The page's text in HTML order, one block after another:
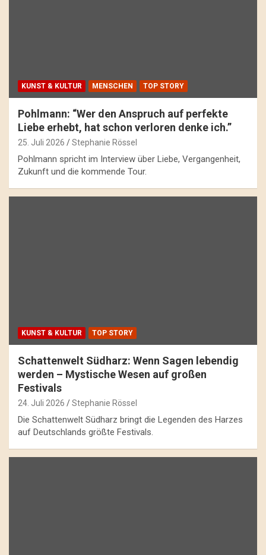
KUNST & KULTUR MENSCHEN TOP STORY
Pohlmann: “Wer den Anspruch auf perfekte
Liebe erhebt, hat schon verloren denke ich.”
25. Juli 2026 Stephanie Rössel
Pohlmann spricht im Interview über Liebe, Vergangenheit,
Zukunft und die kommende Tour.
KUNST & KULTUR TOP STORY
Schattenwelt Südharz: Wenn Sagen lebendig
werden – Mystische Wesen auf großen
Festivals
24. Juli 2026 Stephanie Rössel
Die Schattenwelt Südharz bringt die Legenden des Harzes
auf Deutschlands größte Festivals.